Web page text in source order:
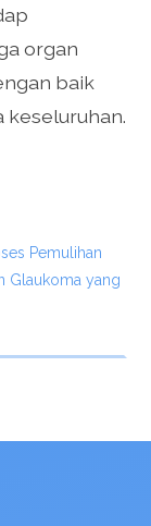
organ
baik
keseluruhan.
Pemulihan
Glaukoma yang